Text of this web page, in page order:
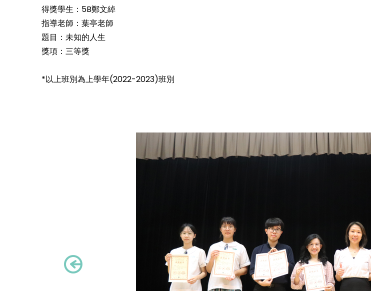
得獎學生：5B鄭文綽
指導老師：葉亭老師
題目：未知的人生
獎項：三等獎
*以上班別為上學年(2022-2023)班別